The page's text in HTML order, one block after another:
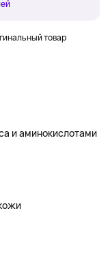
товар
и аминокислотами